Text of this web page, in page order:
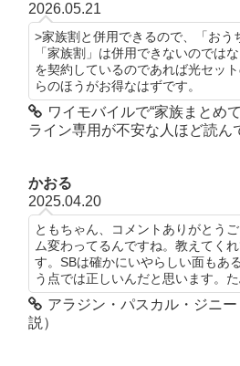
2026.05.21
>家族割と併用できるので、「おう
「家族割」は併用できないのでは
を契約しているのであれば光セッ
らのほうがお得なはずです。
ワイモバイルで“家族まとめ
ライン専用が不安な人ほど読ん
かおる
2025.04.20
ともちゃん、コメントありがとう
ム変わってるんですね。教えてく
す。SBは確かにいやらしい面もあ
う点では正しいんだと思います。た
アラジン・パスカル・ジニ
説）